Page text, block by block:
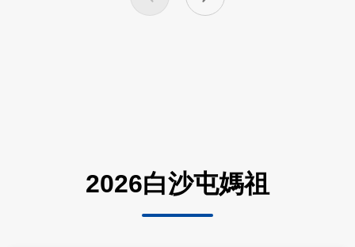
2026白沙屯媽祖